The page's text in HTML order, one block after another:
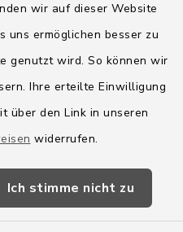
wir auf dieser Website
uns ermöglichen besser zu
genutzt wird. So können wir
Ihre erteilte Einwilligung
über den Link in unseren
widerrufen.
Ich stimme nicht zu